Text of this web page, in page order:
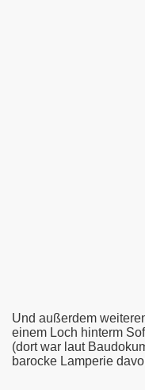
Und außerdem
einem Loch hinterm
(dort war laut
barocke Lamperie